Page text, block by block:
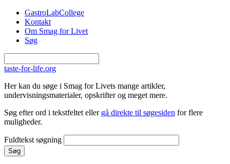
Gå til hovedindhold
GastroLabCollege
Kontakt
Om Smag for Livet
Søg
taste-for-life.org
Her kan du søge i Smag for Livets mange artikler,
undervisningsmaterialer, opskrifter og meget mere.
Søg efter ord i tekstfeltet eller gå direkte til søgesiden for flere
muligheder.
Fuldtekst søgning